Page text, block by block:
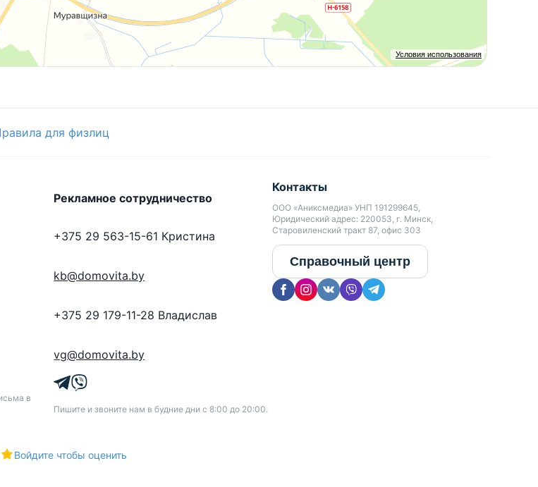
Условия использования
для физлиц
в
Рекламное сотрудничество
+375 29 563-15-61 Кристина
kb@domovita.by
+375 29 179-11-28 Владислав
vg@domovita.by
Пишите и звоните нам в будние дни с 8:00 до 20:00.
Контакты
ООО «Аниксмедиа» УНП 191299645,
Юридический адрес: 220053, г. Минск,
Старовиленский тракт 87, офис 303
Справочный центр
Войдите чтобы оценить